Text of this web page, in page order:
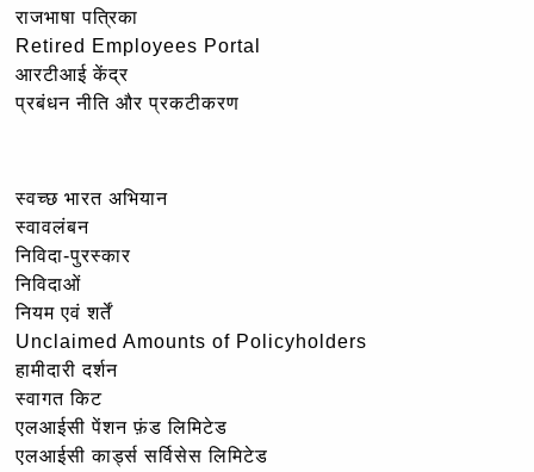
राजभाषा पत्रिका
Retired Employees Portal
आरटीआई केंद्र
प्रबंधन नीति और प्रकटीकरण
स्वच्छ भारत अभियान
स्वावलंबन
निविदा-पुरस्कार
निविदाओं
नियम एवं शर्तें
Unclaimed Amounts of Policyholders
हामीदारी दर्शन
स्वागत किट
एलआईसी पेंशन फ़ंड लिमिटेड
एलआईसी कार्ड्स सर्विसेस लिमिटेड